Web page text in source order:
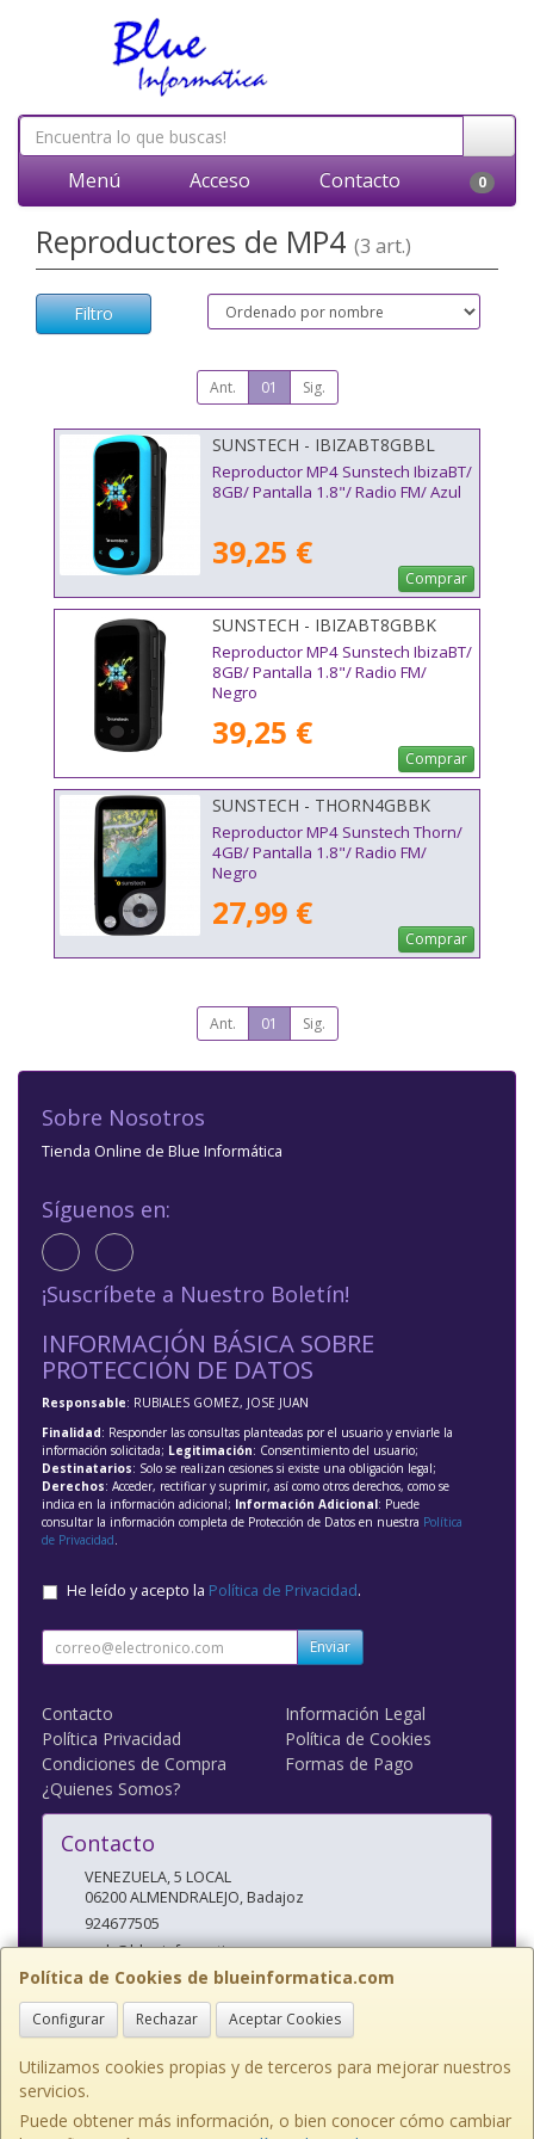
Menú Acceso Contacto 0
Reproductores de MP4 (3 art.)
Filtro
Ant. 01 Sig.
SUNSTECH - IBIZABT8GBBL
Reproductor MP4 Sunstech IbizaBT/
8GB/ Pantalla 1.8"/ Radio FM/ Azul
39,25 €
Comprar
SUNSTECH - IBIZABT8GBBK
Reproductor MP4 Sunstech IbizaBT/
8GB/ Pantalla 1.8"/ Radio FM/
Negro
39,25 €
Comprar
SUNSTECH - THORN4GBBK
Reproductor MP4 Sunstech Thorn/
4GB/ Pantalla 1.8"/ Radio FM/
Negro
27,99 €
Comprar
Ant. 01 Sig.
Política de Cookies de blueinformatica.com
Configurar Rechazar Aceptar Cookies
Utilizamos cookies propias y de terceros para mejorar nuestros
servicios.
Puede obtener más información, o bien conocer cómo cambiar
Sobre Nosotros
Tienda Online de Blue Informática
Síguenos en:
¡Suscríbete a Nuestro Boletín!
INFORMACIÓN BÁSICA SOBRE
PROTECCIÓN DE DATOS
Responsable: RUBIALES GOMEZ, JOSE JUAN
Finalidad: Responder las consultas planteadas por el usuario y enviarle la
información solicitada; Legitimación: Consentimiento del usuario;
Destinatarios: Solo se realizan cesiones si existe una obligación legal;
Derechos: Acceder, rectificar y suprimir, así como otros derechos, como se
indica en la información adicional; Información Adicional: Puede
consultar la información completa de Protección de Datos en nuestra Política
de Privacidad.
He leído y acepto la Política de Privacidad.
Enviar
Contacto
Información Legal
Política Privacidad
Política de Cookies
Condiciones de Compra
Formas de Pago
¿Quienes Somos?
Contacto
VENEZUELA, 5 LOCAL
06200ALMENDRALEJO,Badajoz
924677505
web@blueinformatica.com
Horario
10 a 14 Y 17 a 20:30